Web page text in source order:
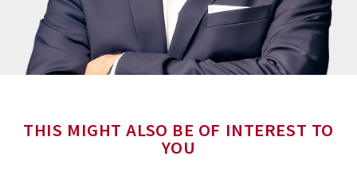
THIS MIGHT ALSO BE OF INTEREST TO
YOU